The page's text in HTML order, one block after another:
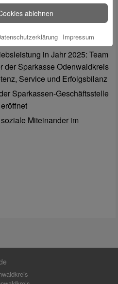
Air-Sommer 2026 startet
zum Wiesenmarkt
in Jahr 2025: Team
der Sparkasse Odenwaldkreis
Service und Erfolgsbilanz
Sparkassen-Geschäftsstelle
Miteinander im
ablehnen
Impressum